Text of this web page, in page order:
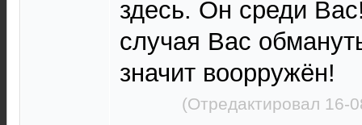
здесь. Он среди
случая Вас
значит воорружён!
(Отредактировал 16-